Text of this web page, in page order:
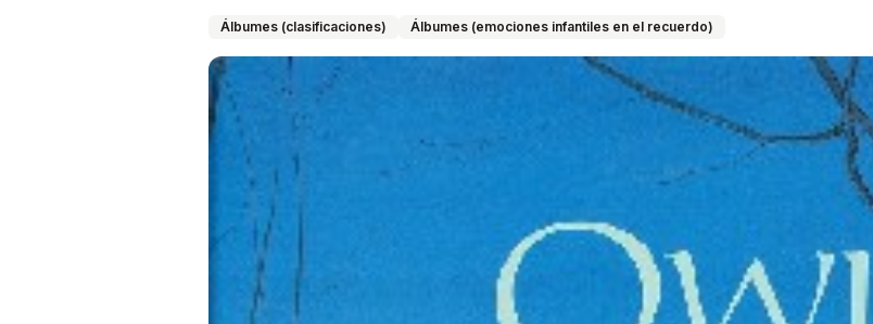
Álbumes (clasificaciones) Álbumes (emociones infantiles en el recuerdo)